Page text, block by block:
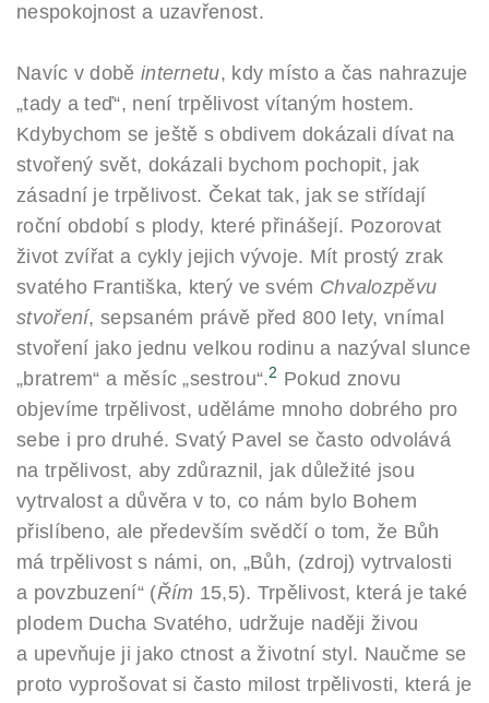
nespokojnost a uzavřenost.
Navíc v době internetu, kdy místo a čas nahrazuje
„tady a teď“, není trpělivost vítaným hostem.
Kdybychom se ještě s obdivem dokázali dívat na
stvořený svět, dokázali bychom pochopit, jak
zásadní je trpělivost. Čekat tak, jak se střídají
roční období s plody, které přinášejí. Pozorovat
život zvířat a cykly jejich vývoje. Mít prostý zrak
svatého Františka, který ve svém Chvalozpěvu
stvoření, sepsaném právě před 800 lety, vnímal
stvoření jako jednu velkou rodinu a nazýval slunce
„bratrem“ a měsíc „sestrou“.2 Pokud znovu
objevíme trpělivost, uděláme mnoho dobrého pro
sebe i pro druhé. Svatý Pavel se často odvolává
na trpělivost, aby zdůraznil, jak důležité jsou
vytrvalost a důvěra v to, co nám bylo Bohem
přislíbeno, ale především svědčí o tom, že Bůh
má trpělivost s námi, on, „Bůh, (zdroj) vytrvalosti
a povzbuzení“ (Řím 15,5). Trpělivost, která je také
plodem Ducha Svatého, udržuje naději živou
a upevňuje ji jako ctnost a životní styl. Naučme se
proto vyprošovat si často milost trpělivosti, která je